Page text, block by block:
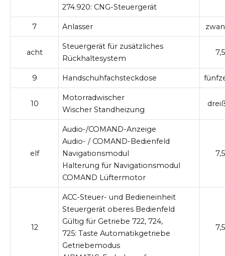
274.920: CNG-Steuergerät
7 Anlasser
acht
Steuergerät für zusätzliches
Rückhaltesystem
7,5
9 Handschuhfachsteckdose
10
Motorradwischer
Wischer Standheizung
elf
Audio-/COMAND-Anzeige
Audio- / COMAND-Bedienfeld
Navigationsmodul
Halterung für Navigationsmodul
COMAND Lüftermotor
7,5
12
ACC-Steuer- und Bedieneinheit
Steuergerät oberes Bedienfeld
Gültig für Getriebe 722, 724,
725: Taste Automatikgetriebe
Getriebemodus
7,5